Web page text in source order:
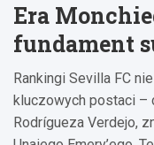
Era
fundament
Rankingi Sevilla FC
kluczowych postaci –
Rodrígueza Verdejo,